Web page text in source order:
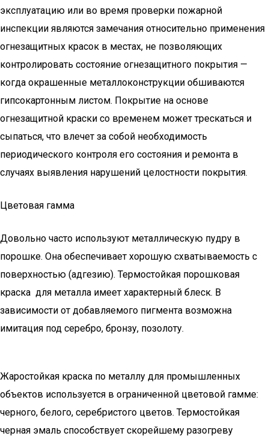
эксплуатацию или во время проверки пожарной
инспекции являются замечания относительно применения
огнезащитных красок в местах, не позволяющих
контролировать состояние огнезащитного покрытия —
когда окрашенные металлоконструкции обшиваются
гипсокартонным листом. Покрытие на основе
огнезащитной краски со временем может трескаться и
сыпаться, что влечет за собой необходимость
периодического контроля его состояния и ремонта в
случаях выявления нарушений целостности покрытия.
Цветовая гамма
Довольно часто используют металлическую пудру в
порошке. Она обеспечивает хорошую схватываемость с
поверхностью (адгезию). Термостойкая порошковая
краска для металла имеет характерный блеск. В
зависимости от добавляемого пигмента возможна
имитация под серебро, бронзу, позолоту.
Жаростойкая краска по металлу для промышленных
объектов используется в ограниченной цветовой гамме:
черного, белого, серебристого цветов. Термостойкая
черная эмаль способствует скорейшему разогреву